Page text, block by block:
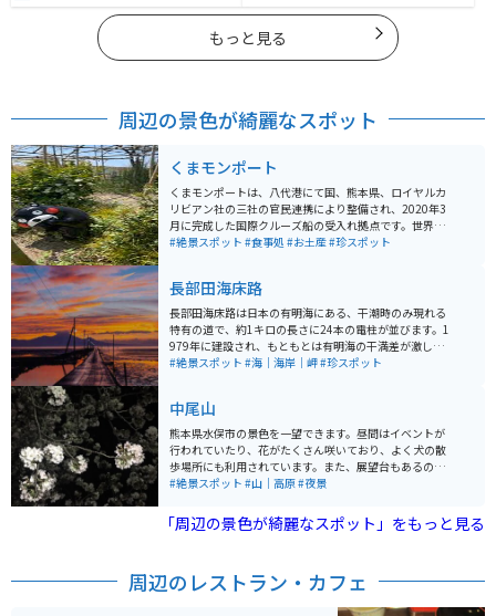
もっと見る
周辺の景色が綺麗なスポット
くまモンポート
くまモンポートは、八代港にて国、熊本県、ロイヤルカ
リビアン社の三社の官民連携により整備され、2020年3
月に完成した国際クルーズ船の受入れ拠点です。世界最
大級（22万トン級）のクルーズ船を受け入れることが想
くまモンをテーマとした公園が併設されています。「く
まモンパーク」には大小84体のくまモン像、「くまモン
合唱隊」、「十二支くまモン」、日本庭園などがあり、
くまモングッズや八代の特産品も販売されています。
#絶景スポット #食事処 #お土産#珍スポット
長部田海床路
長部田海床路は日本の有明海にある、干潮時のみ現れる
特有の道で、約1キロの長さに24本の電柱が並びます。1
979年に建設され、もともとは有明海の干満差が激しい
ため、海苔養殖や採貝を行う漁業者が使用していまし
す。特に干潮・満潮の2時間前後が最も見どころで、夕日
や明かりが灯る時間帯が特に美しいです。 アニメ「千と
千尋の神隠し」のワンシーンに例えられるほどの幻想的
な風景が広がり、多くの人々が訪れて写真を撮影してい
ます。さらに、住吉海岸公園には、2022年7月に「ワン
ピース」のキャラクター「ジンベエ」の像が設置され、
ています。 近くに公衆トイレと駐車場があるので休憩場
#絶景スポット #海｜海岸｜岬#珍スポット
中尾山
熊本県水俣市の景色を一望できます。昼間はイベントが
行われていたり、花がたくさん咲いており、よく犬の散
歩場所にも利用されています。また、展望台もあるので
夜の夜景も一望することができます。人も少ないのでと
#絶景スポット #山｜高原#夜景
「周辺の景色が綺麗なスポット」をもっと見る
周辺のレストラン・カフェ